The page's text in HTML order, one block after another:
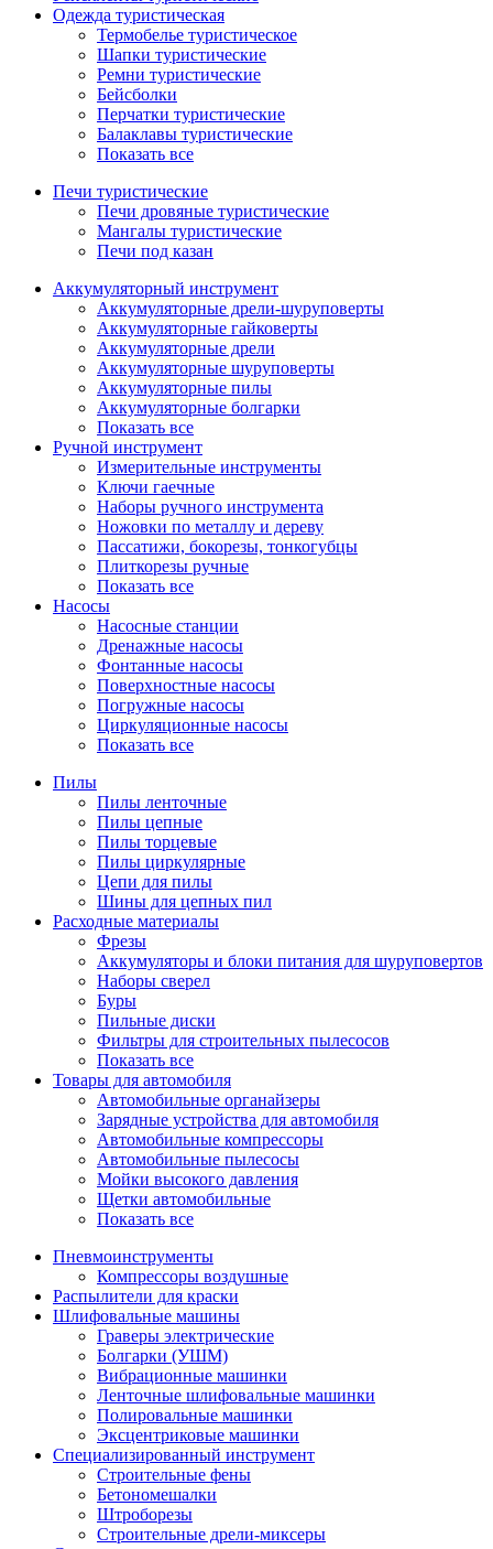
Одежда туристическая
Термобелье туристическое
Шапки туристические
Ремни туристические
Бейсболки
Перчатки туристические
Балаклавы туристические
Показать все
Печи туристические
Печи дровяные туристические
Мангалы туристические
Печи под казан
Аккумуляторный инструмент
Аккумуляторные дрели-шуруповерты
Аккумуляторные гайковерты
Аккумуляторные дрели
Аккумуляторные шуруповерты
Аккумуляторные пилы
Аккумуляторные болгарки
Показать все
Ручной инструмент
Измерительные инструменты
Ключи гаечные
Наборы ручного инструмента
Ножовки по металлу и дереву
Пассатижи, бокорезы, тонкогубцы
Плиткорезы ручные
Показать все
Насосы
Насосные станции
Дренажные насосы
Фонтанные насосы
Поверхностные насосы
Погружные насосы
Циркуляционные насосы
Показать все
Пилы
Пилы ленточные
Пилы цепные
Пилы торцевые
Пилы циркулярные
Цепи для пилы
Шины для цепных пил
Расходные материалы
Фрезы
Аккумуляторы и блоки питания для шуруповертов
Наборы сверел
Буры
Пильные диски
Фильтры для строительных пылесосов
Показать все
Товары для автомобиля
Автомобильные органайзеры
Зарядные устройства для автомобиля
Автомобильные компрессоры
Автомобильные пылесосы
Мойки высокого давления
Щетки автомобильные
Показать все
Пневмоинструменты
Компрессоры воздушные
Распылители для краски
Шлифовальные машины
Граверы электрические
Болгарки (УШМ)
Вибрационные машинки
Ленточные шлифовальные машинки
Полировальные машинки
Эксцентриковые машинки
Специализированный инструмент
Строительные фены
Бетономешалки
Штроборезы
Строительные дрели-миксеры